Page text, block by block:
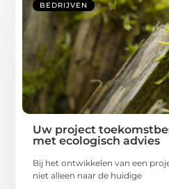
BEDRIJVEN
Uw project
met ecologisch advies
Bij het ontwikkelen van een
niet alleen naar de huidige